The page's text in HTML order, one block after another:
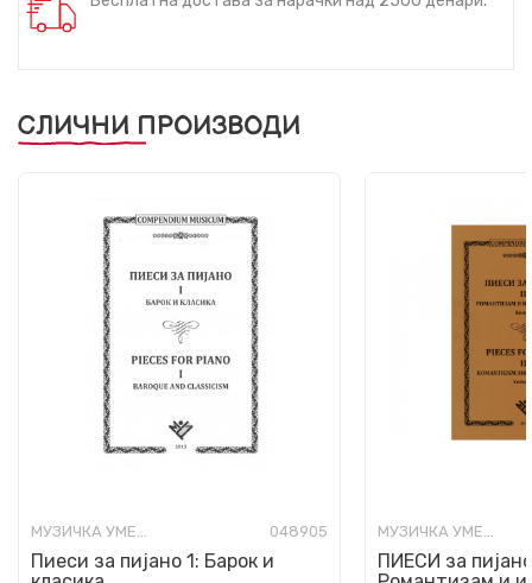
СЛИЧНИ ПРОИЗВОДИ
МУЗИЧКА УМЕТНОСТ 048905
Пиеси за пијано 1: Барок и
МУЗИЧКА УМЕТНОСТ
ПИЕСИ за